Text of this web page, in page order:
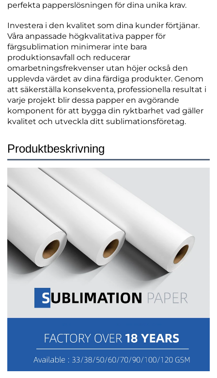
perfekta papperslösningen för dina unika krav.
Investera i den kvalitet som dina kunder förtjänar.
Våra anpassade högkvalitativa papper för
färgsublimation minimerar inte bara
produktionsavfall och reducerar
omarbetningsfrekvenser utan höjer också den
upplevda värdet av dina färdiga produkter. Genom
att säkerställa konsekventa, professionella resultat i
varje projekt blir dessa papper en avgörande
komponent för att bygga din ryktbarhet vad gäller
kvalitet och utveckla ditt sublimationsföretag.
Produktbeskrivning